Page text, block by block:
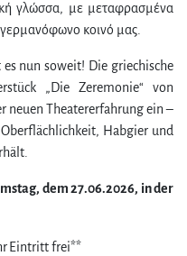
γλώσσα, με μεταφρασμένα
κοινό μας.
nun soweit! Die griechische
„Die Zeremonie“ von
neuen Theatererfahrung ein –
Habgier und
dem 27.06.2026, in der
Eintritt frei**